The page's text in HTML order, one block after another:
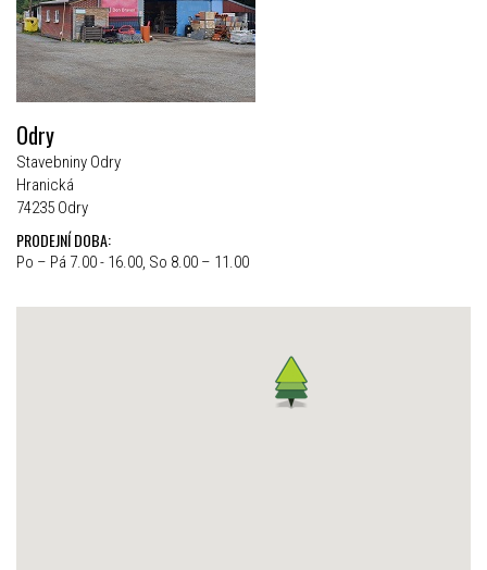
Odry
Stavebniny Odry
Hranická
74235 Odry
PRODEJNÍ DOBA:
Po – Pá 7.00 - 16.00, So 8.00 – 11.00